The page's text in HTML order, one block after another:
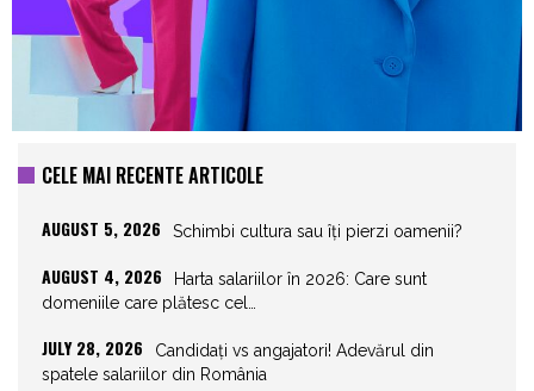
CELE MAI RECENTE ARTICOLE
AUGUST 5, 2026 Schimbi cultura sau îți pierzi oamenii?
AUGUST 4, 2026
Harta salariilor în 2026: Care sunt
domeniile care plătesc cel…
JULY 28, 2026
Candidați vs angajatori! Adevărul din
spatele salariilor din România